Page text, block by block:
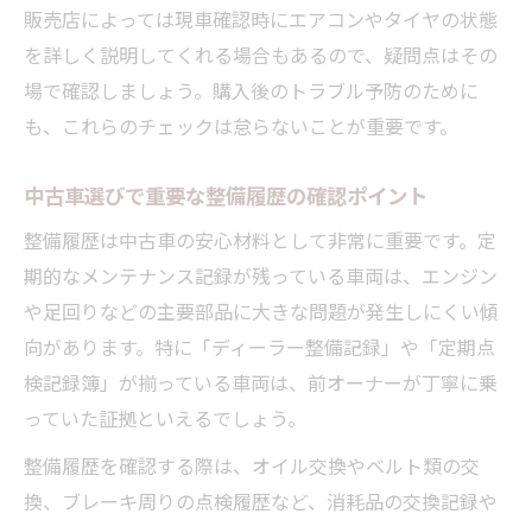
販売店によっては現車確認時にエアコンやタイヤの状態
を詳しく説明してくれる場合もあるので、疑問点はその
場で確認しましょう。購入後のトラブル予防のために
も、これらのチェックは怠らないことが重要です。
中古車選びで重要な整備履歴の確認ポイント
整備履歴は中古車の安心材料として非常に重要です。定
期的なメンテナンス記録が残っている車両は、エンジン
や足回りなどの主要部品に大きな問題が発生しにくい傾
向があります。特に「ディーラー整備記録」や「定期点
検記録簿」が揃っている車両は、前オーナーが丁寧に乗
っていた証拠といえるでしょう。
整備履歴を確認する際は、オイル交換やベルト類の交
換、ブレーキ周りの点検履歴など、消耗品の交換記録や